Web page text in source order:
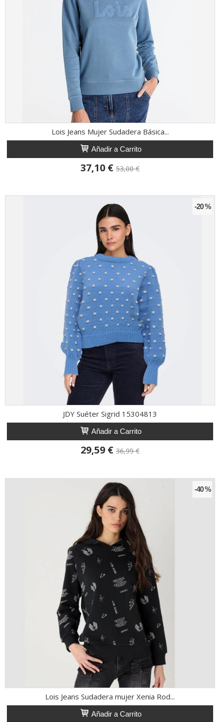
Lois Jeans Mujer Sudadera Básica...
Añadir a Carrito
37,10 € 53,00 €
-20 %
JDY Suéter Sigrid 15304813
Añadir a Carrito
29,59 € 36,99 €
-40 %
Lois Jeans Sudadera mujer Xenia Rod...
Añadir a Carrito